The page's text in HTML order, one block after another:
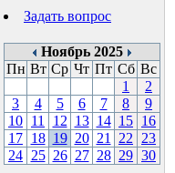
Задать вопрос
Ноябрь 2025
Пн Вт Ср Чт Пт Сб Вс
1
2
3
4 5 6 7 8
9
10 11 12 13 14 15 16
17 18 19 20 21 22
23
24 25 26 27 28 29 30